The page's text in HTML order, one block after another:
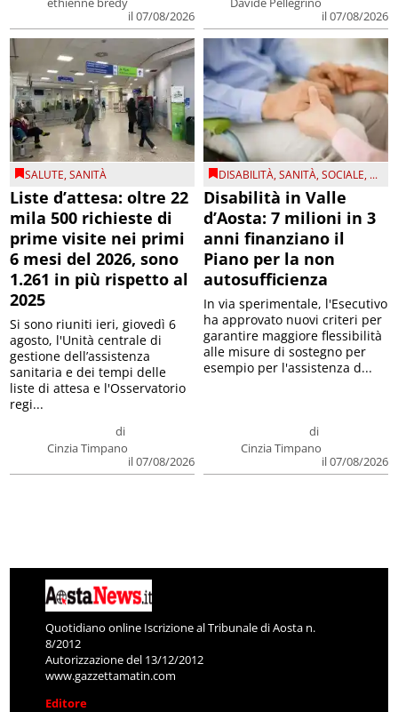
il 07/08/2026
il 07/08/2026
SALUTE,SANITÀ
Liste d’attesa: oltre 22
mila 500 richieste di
prime visite nei primi
6 mesi del 2026, sono
1.261 in più rispetto al
2025
di
Cinzia Timpano
il 07/08/2026
Si sono riuniti ieri, giovedì 6
agosto, l'Unità centrale di
gestione dell’assistenza
sanitaria e dei tempi delle
liste di attesa e l'Osservatorio
regi...
DISABILITÀ,SANITÀ,SOCIALE, ...
Disabilità in Valle
d’Aosta: 7 milioni in 3
anni finanziano il
Piano per la non
autosufficienza
di
Cinzia Timpano
il 07/08/2026
In via sperimentale, l'Esecutivo
ha approvato nuovi criteri per
garantire maggiore flessibilità
alle misure di sostegno per
esempio per l'assistenza d...
Quotidiano online Iscrizione al Tribunale di Aosta n.
8/2012
Autorizzazione del 13/12/2012
www.gazzettamatin.com
Editore